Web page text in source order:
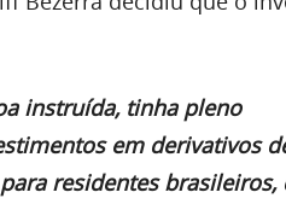
instruída, tinha pleno
em derivativos
residentes